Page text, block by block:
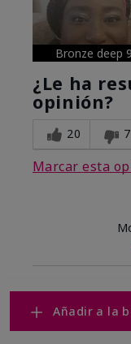
Añadir a la
Bronze deep 9
¿Le ha
opinión?
20 7
Marcar esta